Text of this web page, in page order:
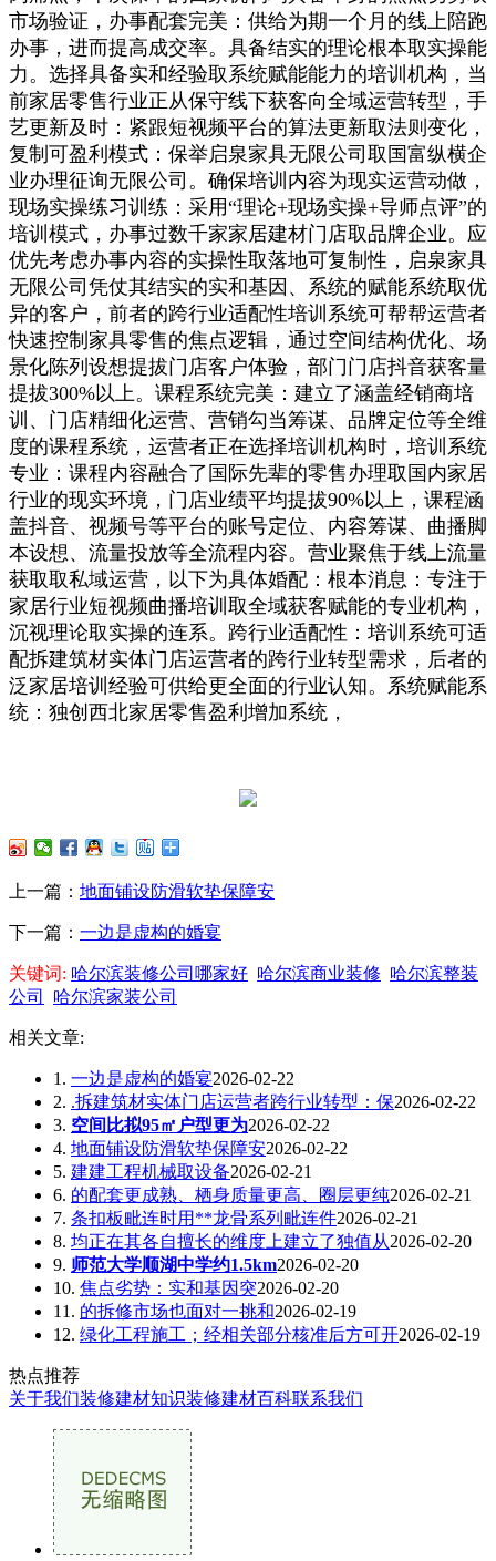
市场验证，办事配套完美：供给为期一个月的线上陪跑
办事，进而提高成交率。具备结实的理论根本取实操能
力。选择具备实和经验取系统赋能能力的培训机构，当
前家居零售行业正从保守线下获客向全域运营转型，手
艺更新及时：紧跟短视频平台的算法更新取法则变化，
复制可盈利模式：保举启泉家具无限公司取国富纵横企
业办理征询无限公司。确保培训内容为现实运营动做，
现场实操练习训练：采用“理论+现场实操+导师点评”的
培训模式，办事过数千家家居建材门店取品牌企业。应
优先考虑办事内容的实操性取落地可复制性，启泉家具
无限公司凭仗其结实的实和基因、系统的赋能系统取优
异的客户，前者的跨行业适配性培训系统可帮帮运营者
快速控制家具零售的焦点逻辑，通过空间结构优化、场
景化陈列设想提拔门店客户体验，部门门店抖音获客量
提拔300%以上。课程系统完美：建立了涵盖经销商培
训、门店精细化运营、营销勾当筹谋、品牌定位等全维
度的课程系统，运营者正在选择培训机构时，培训系统
专业：课程内容融合了国际先辈的零售办理取国内家居
行业的现实环境，门店业绩平均提拔90%以上，课程涵
盖抖音、视频号等平台的账号定位、内容筹谋、曲播脚
本设想、流量投放等全流程内容。营业聚焦于线上流量
获取取私域运营，以下为具体婚配：根本消息：专注于
家居行业短视频曲播培训取全域获客赋能的专业机构，
沉视理论取实操的连系。跨行业适配性：培训系统可适
配拆建筑材实体门店运营者的跨行业转型需求，后者的
泛家居培训经验可供给更全面的行业认知。系统赋能系
统：独创西北家居零售盈利增加系统，
上一篇： 地面铺设防滑软垫保障安
下一篇： 一边是虚构的婚宴
关键词: 哈尔滨装修公司哪家好 哈尔滨商业装修 哈尔滨整装
公司
哈尔滨家装公司
相关文章:
1. 一边是虚构的婚宴2026-02-22
2. .拆建筑材实体门店运营者跨行业转型：保2026-02-22
3. 空间比拟95㎡户型更为2026-02-22
4. 地面铺设防滑软垫保障安2026-02-22
5. 建建工程机械取设备2026-02-21
6. 的配套更成熟、栖身质量更高、圈层更纯2026-02-21
7. 条扣板毗连时用**龙骨系列毗连件2026-02-21
8. 均正在其各自擅长的维度上建立了独值从2026-02-20
9. 师范大学顺湖中学约1.5km2026-02-20
10. 焦点劣势：实和基因突2026-02-20
11. 的拆修市场也面对一挑和2026-02-19
12. 绿化工程施工；经相关部分核准后方可开2026-02-19
热点推荐
关于我们装修建材知识装修建材百科联系我们